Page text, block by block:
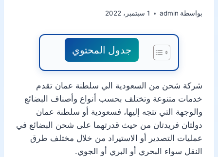
بواسطة admin 1 سبتمبر، 2022
جدول المحتوي
شركة شحن من السعودية الي سلطنة عمان تقدم
خدمات متنوعة وتختلف بحسب أنواع وأصناف البضائع
والوجهة التي تتجه إليها، فسعودية أو سلطنة عمان
دولتان فريدتان من حيث قدرتهما على شحن البضائع في
عمليات التصدير أو الاستيراد من خلال مختلف طرق
النقل سواء البحري أو البري أو الجوي.